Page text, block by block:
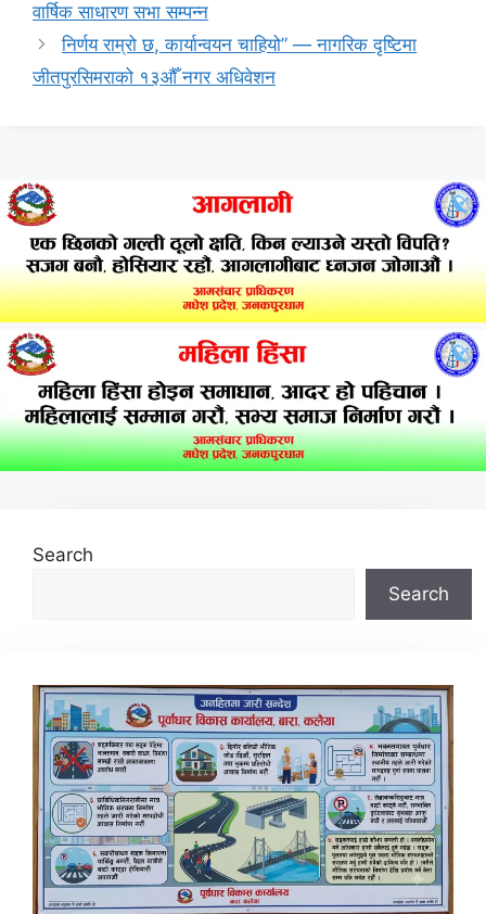
वार्षिक साधारण सभा सम्पन्न
निर्णय राम्रो छ, कार्यान्वयन चाहियो” — नागरिक दृष्टिमा
जीतपुरसिमराको १३औँ नगर अधिवेशन
Search
Search